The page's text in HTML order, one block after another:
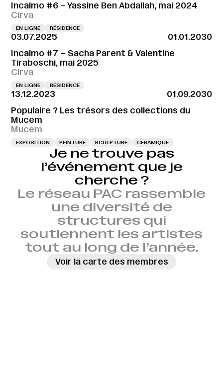
Incalmo #6 – Yassine Ben Abdallah, mai 2024
Cirva
EN LIGNE RÉSIDENCE
03.07.2025
01.01.2030
Incalmo #7 – Sacha Parent & Valentine
Tiraboschi, mai 2025
Cirva
EN LIGNE RÉSIDENCE
13.12.2023
01.09.2030
Populaire ? Les trésors des collections du
Mucem
Mucem
EXPOSITION PEINTURE SCULPTURE CÉRAMIQUE
Je ne trouve pas
l’événement que je
cherche ?
Le réseau PAC rassemble
une diversité de
structures qui
soutiennent les artistes
tout au long de l’année.
Voir la carte des membres